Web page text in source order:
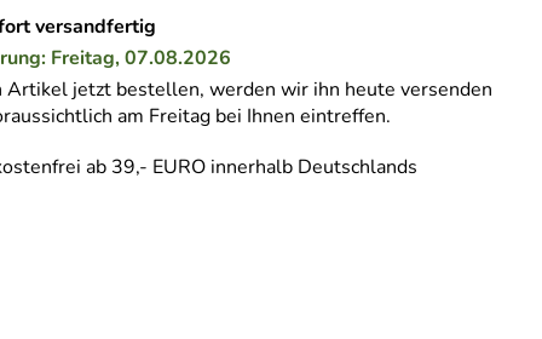
versandfertig
Freitag, 07.08.2026
Artikel jetzt bestellen, werden wir ihn heute versenden
am Freitag bei Ihnen eintreffen.
ab 39,- EURO innerhalb Deutschlands